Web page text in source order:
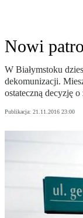
Nowi
W Białymstoku
dekomunizacji.
ostateczną decyzję
Publikacja: 21.11.2016 23:00